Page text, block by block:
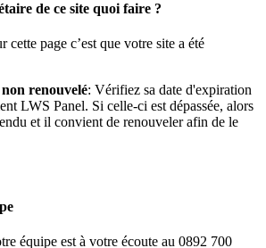
de ce site quoi faire ?
cette page c’est que votre site a été
renouvelé: Vérifiez sa date d'expiration
LWS Panel. Si celle-ci est dépassée, alors
et il convient de renouveler afin de le
équipe est à votre écoute au 0892 700